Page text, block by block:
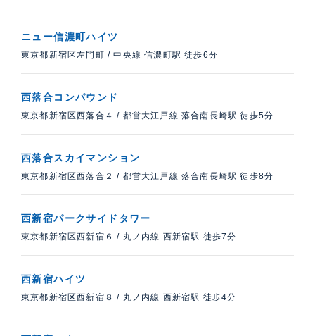
ニュー信濃町ハイツ
東京都新宿区左門町 /中央線 信濃町駅 徒歩6分
西落合コンパウンド
東京都新宿区西落合４ / 都営大江戸線 落合南長崎駅 徒歩5分
西落合スカイマンション
東京都新宿区西落合２ / 都営大江戸線 落合南長崎駅 徒歩8分
西新宿パークサイドタワー
東京都新宿区西新宿６ / 丸ノ内線 西新宿駅 徒歩7分
西新宿ハイツ
東京都新宿区西新宿８ / 丸ノ内線 西新宿駅 徒歩4分